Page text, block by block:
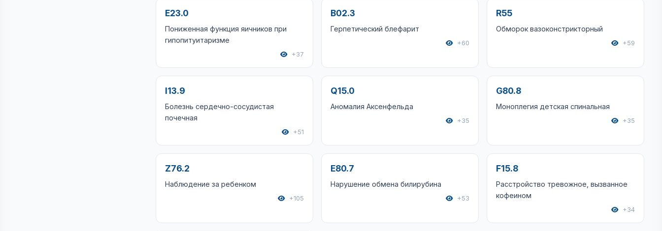
E23.0
Пониженная функция яичников при
гипопитуитаризме
+37
B02.3
Герпетический блефарит
+60
R55
Обморок вазоконстрикторный
+59
I13.9
Болезнь сердечно-сосудистая
почечная
+51
Q15.0
Аномалия Аксенфельда
+35
G80.8
Моноплегия детская спинальная
+35
Z76.2
Наблюдение за ребенком
+105
E80.7
Нарушение обмена билирубина
+53
F15.8
Расстройство тревожное, вызванное
кофеином
+34